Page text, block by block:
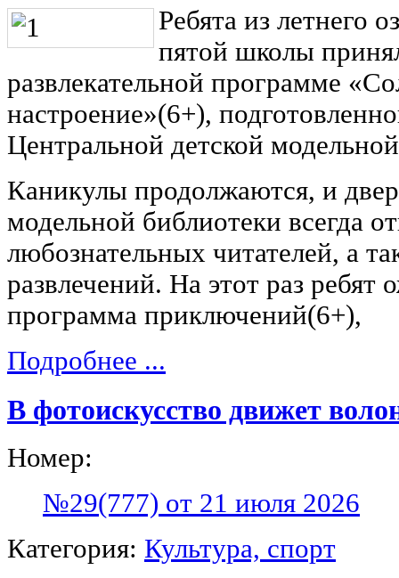
Ребята из летнего
пятой школы
развлекательной программе
настроение»(6+),
Центральной детской
Каникулы продолжаются, и
модельной библиотеки всегда
любознательных читателей, а
развлечений. На этот раз ребят
программа приключений(6+),
Подробнее ...
В фотоискусство движет
Номер:
№29(777) от 21 июля 2026
Категория: Культура, спорт